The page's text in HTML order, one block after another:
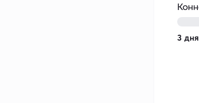
3 дня